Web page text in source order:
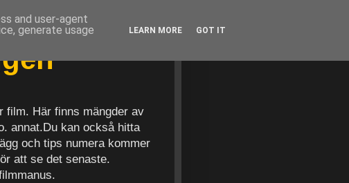
film. Här finns mängder av
annat.Du kan också hitta
och tips numera kommer
att se det senaste.
and user-agent
generate usage
LEARN MORE GOT IT